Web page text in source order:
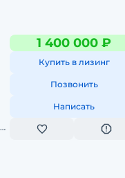
1 400 000 ₽
Купить в лизинг
Позвонить
Написать